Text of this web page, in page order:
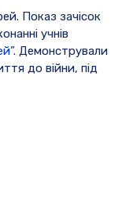
Показ зачісок
учнів
. Демонстрували
до війни, під